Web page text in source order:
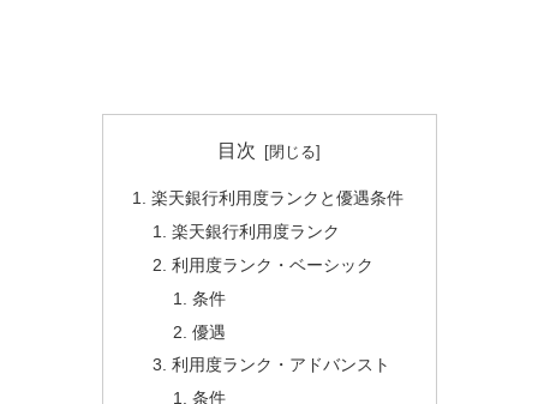
目次
楽天銀行利用度ランクと優遇条件
楽天銀行利用度ランク
利用度ランク・ベーシック
条件
優遇
利用度ランク・アドバンスト
条件